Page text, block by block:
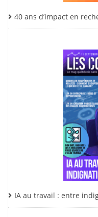
40 ans d’impact en
IA au travail : entre